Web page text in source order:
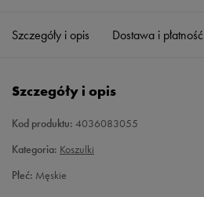
M Powiadom o dostępności
XXL Powiadom o dostępności
Szczegóły i opis Dostawa i płatność
Szczegóły i opis
Kod produktu: 4036083055
Kategoria: Koszulki
Płeć: Męskie